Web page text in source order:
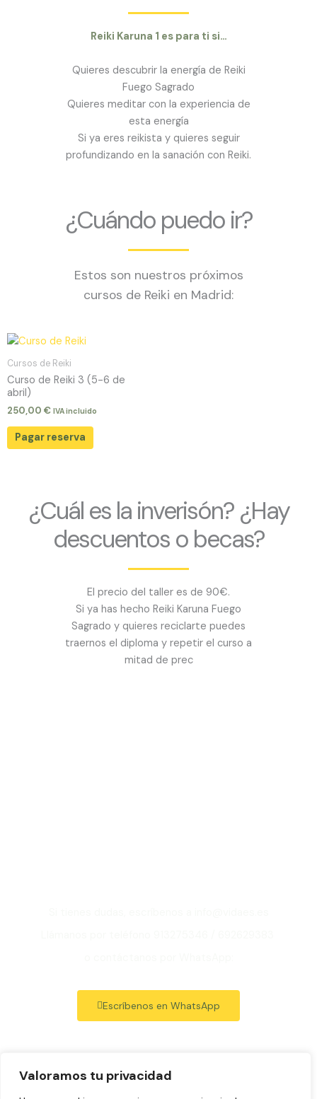
Valoramos tu privacidad
Reiki Karuna 1 es para ti si…
Quieres descubrir la energía de Reiki
Fuego Sagrado
Quieres meditar con la experiencia de
esta energía
Si ya eres reikista y quieres seguir
profundizando en la sanación con Reiki.
¿Cuándo puedo ir?
Estos son nuestros próximos
cursos de Reiki en Madrid:
Cursos de Reiki
Curso de Reiki 3 (5-6 de
abril)
250,00 € IVA incluido
Pagar reserva
¿Cuál es la inverisón? ¿Hay
descuentos o becas?
El precio del taller es de 90€.
Si ya has hecho Reiki Karuna Fuego
Sagrado y quieres reciclarte puedes
traernos el diploma y repetir el curso a
mitad de prec
Escríbenos en WhatsApp
Aviso legal